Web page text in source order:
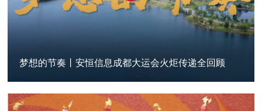
梦想的节奏丨安恒信息成都大运会火炬传递全回顾